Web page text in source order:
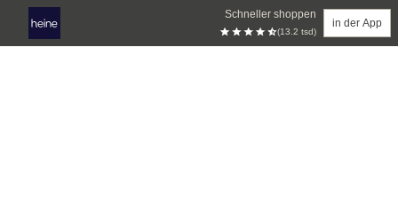
Schneller shoppen
(13.2 tsd)
in der App